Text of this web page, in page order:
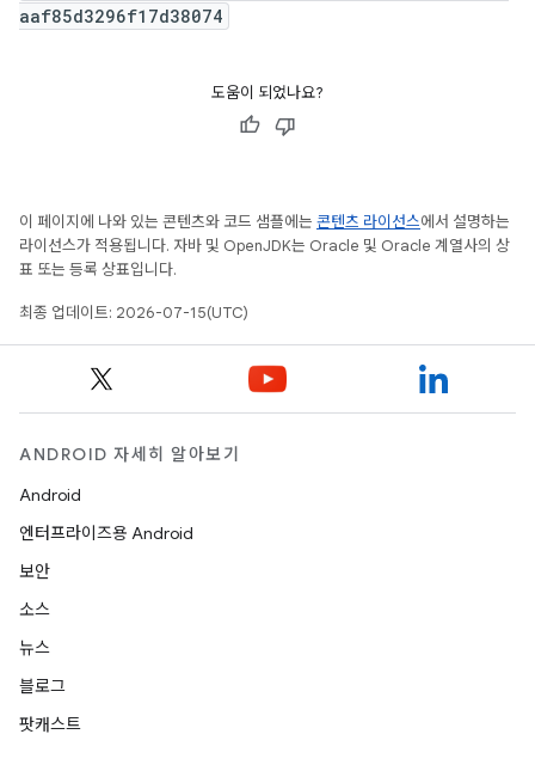
aaf85d3296f17d38074
도움이 되었나요?
이 페이지에 나와 있는 콘텐츠와 코드 샘플에는 콘텐츠 라이선스에서 설명하는
라이선스가 적용됩니다. 자바 및 OpenJDK는 Oracle 및 Oracle 계열사의 상
표 또는 등록 상표입니다.
최종 업데이트: 2026-07-15(UTC)
ANDROID 자세히 알아보기
Android
엔터프라이즈용 Android
보안
소스
뉴스
블로그
팟캐스트